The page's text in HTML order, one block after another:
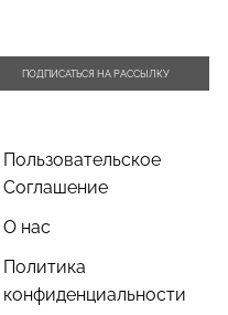
ПОДПИСАТЬСЯ НА РАССЫЛКУ
Пользовательское
Соглашение
О нас
Политика
конфиденциальности